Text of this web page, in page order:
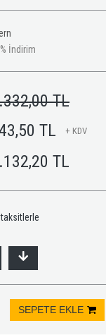
% İndirim
TL
TL + KDV
TL